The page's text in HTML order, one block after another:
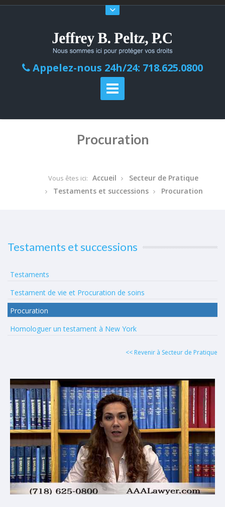
Appelez-nous 24h/24: 718.625.0800
Procuration
Vous êtes ici: Accueil
Secteur de Pratique
Testaments et successions
Procuration
Testaments et successions
Testaments
Testament de vie et Procuration de soins
Procuration
Homologuer un testament à New York
<< Revenir à Secteur de Pratique